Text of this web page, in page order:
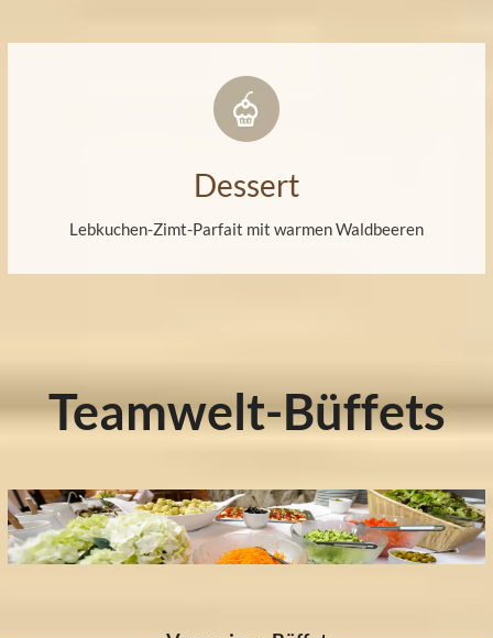
Dessert
Lebkuchen-Zimt-Parfait mit warmen Waldbeeren
Teamwelt-Büffets